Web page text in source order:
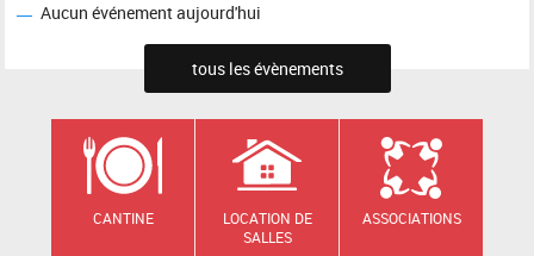
Aucun événement aujourd'hui
tous les évènements
CANTINE
LOCATION DE
SALLES
ASSOCIATIONS